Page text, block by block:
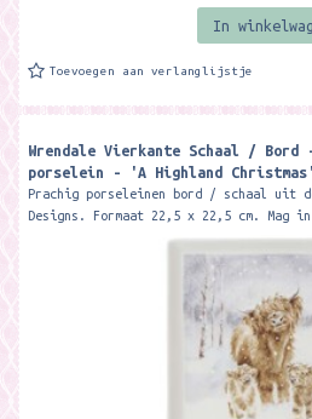
In
Toevoegen aan verlanglijstje
Wrendale Vierkante Schaal / Bord
porselein - 'A Highland
Prachig porseleinen bord / schaal uit
Designs. Formaat 22,5 x 22,5 cm. Mag